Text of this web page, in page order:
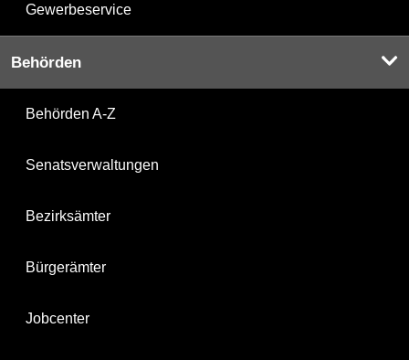
Gewerbeservice
Behörden
Behörden A-Z
Senatsverwaltungen
Bezirksämter
Bürgerämter
Jobcenter